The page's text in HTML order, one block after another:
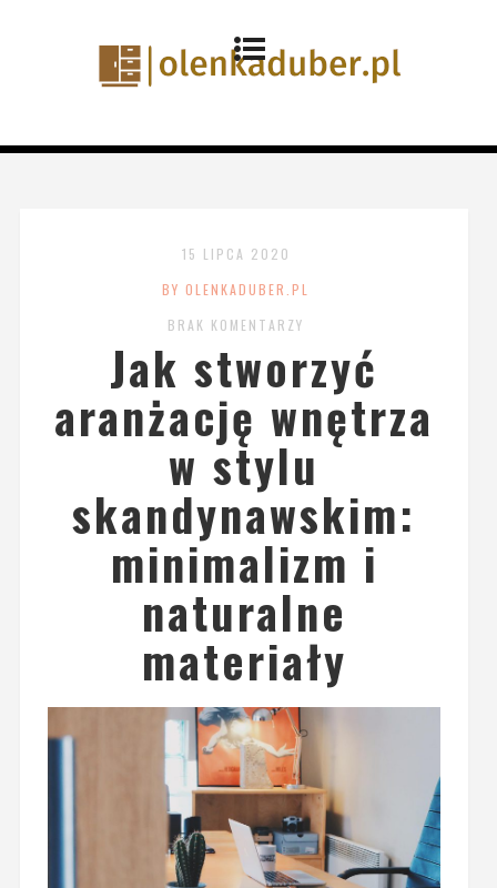
15 LIPCA 2020
BY OLENKADUBER.PL
BRAK KOMENTARZY
Jak stworzyć
aranżację wnętrza
w stylu
skandynawskim:
minimalizm i
naturalne
materiały